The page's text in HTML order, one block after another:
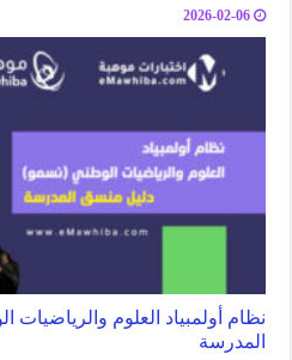
2026-02-06
نظام أولمبياد العلوم
المدرسة